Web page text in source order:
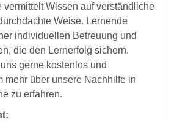
vermittelt Wissen auf verständliche
Weise. Lernende
individuellen Betreuung und
die den Lernerfolg sichern.
gerne kostenlos und
mehr über unsere Nachhilfe in
zu erfahren.